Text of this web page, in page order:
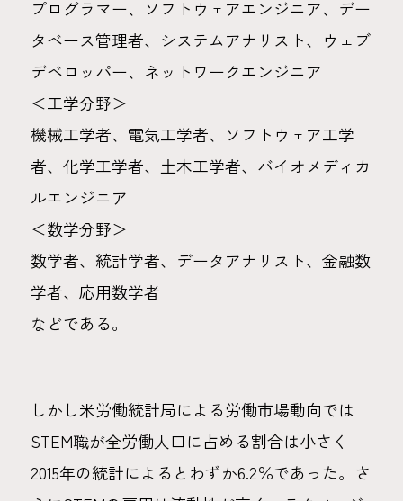
プログラマー、ソフトウェアエンジニア、デー
タベース管理者、システムアナリスト、ウェブ
デベロッパー、ネットワークエンジニア
＜工学分野＞
機械工学者、電気工学者、ソフトウェア工学
者、化学工学者、土木工学者、バイオメディカ
ルエンジニア
＜数学分野＞
数学者、統計学者、データアナリスト、金融数
学者、応用数学者
などである。
しかし米労働統計局による労働市場動向では
STEM職が全労働人口に占める割合は小さく
2015年の統計によるとわずか6.2％であった。さ